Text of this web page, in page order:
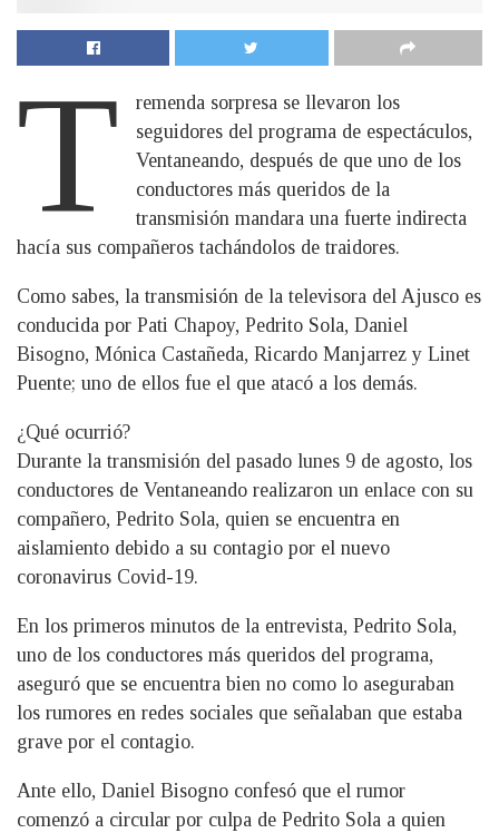
T
remenda sorpresa se llevaron los
seguidores del programa de espectáculos,
Ventaneando, después de que uno de los
conductores más queridos de la
transmisión mandara una fuerte indirecta
hacía sus compañeros tachándolos de traidores.
Como sabes, la transmisión de la televisora del Ajusco es
conducida por Pati Chapoy, Pedrito Sola, Daniel
Bisogno, Mónica Castañeda, Ricardo Manjarrez y Linet
Puente; uno de ellos fue el que atacó a los demás.
¿Qué ocurrió?
Durante la transmisión del pasado lunes 9 de agosto, los
conductores de Ventaneando realizaron un enlace con su
compañero, Pedrito Sola, quien se encuentra en
aislamiento debido a su contagio por el nuevo
coronavirus Covid-19.
En los primeros minutos de la entrevista, Pedrito Sola,
uno de los conductores más queridos del programa,
aseguró que se encuentra bien no como lo aseguraban
los rumores en redes sociales que señalaban que estaba
grave por el contagio.
Ante ello, Daniel Bisogno confesó que el rumor
comenzó a circular por culpa de Pedrito Sola a quien